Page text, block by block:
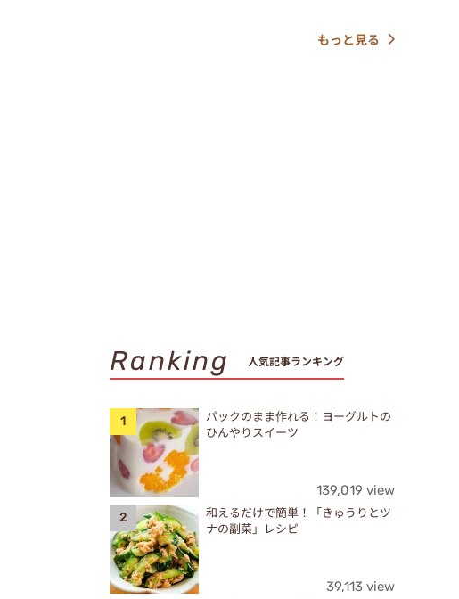
もっと見る
Ranking 人気記事ランキング
パックのまま作れる！ヨーグルトの
ひんやりスイーツ
139,019 view
和えるだけで簡単！「きゅうりとツ
ナの副菜」レシピ
39,113 view